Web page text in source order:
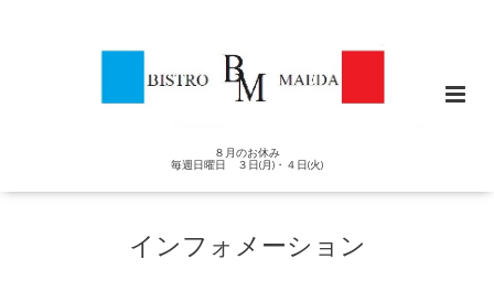
８月のお休み
毎週日曜日 ３日(月)・４日(火)
インフォメーション